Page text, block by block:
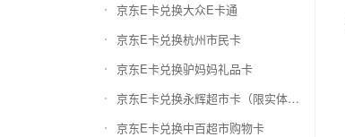
京东E卡兑换大众E卡通
京东E卡兑换杭州市民卡
京东E卡兑换驴妈妈礼品卡
京东E卡兑换永辉超市卡（限实体卡）
京东E卡兑换中百超市购物卡